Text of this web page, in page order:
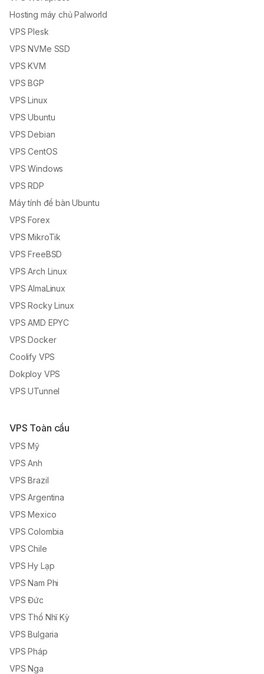
Hosting máy chủ Palworld
VPS Plesk
VPS NVMe SSD
VPS KVM
VPS BGP
VPS Linux
VPS Ubuntu
VPS Debian
VPS CentOS
VPS Windows
VPS RDP
Máy tính để bàn Ubuntu
VPS Forex
VPS MikroTik
VPS FreeBSD
VPS Arch Linux
VPS AlmaLinux
VPS Rocky Linux
VPS AMD EPYC
VPS Docker
Coolify VPS
Dokploy VPS
VPS UTunnel
VPS Toàn cầu
VPS Mỹ
VPS Anh
VPS Brazil
VPS Argentina
VPS Mexico
VPS Colombia
VPS Chile
VPS Hy Lạp
VPS Nam Phi
VPS Đức
VPS Thổ Nhĩ Kỳ
VPS Bulgaria
VPS Pháp
VPS Nga